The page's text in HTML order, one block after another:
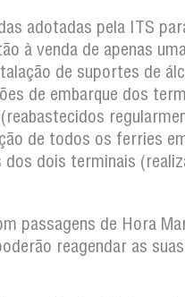
adotadas pela ITS
à venda de apenas
de suportes de
de embarque dos
de todos os ferries
dois terminais
passagens de Hora
reagendar as suas